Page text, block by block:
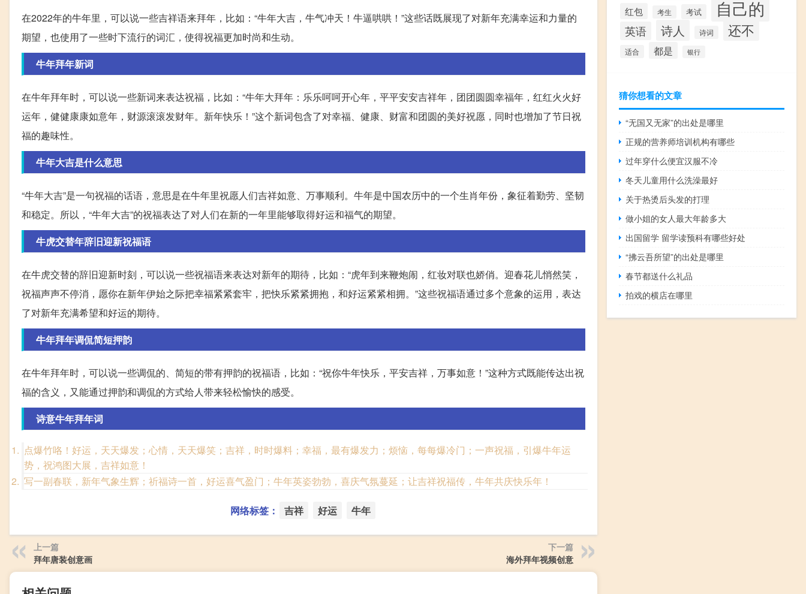
在2022年的牛年里，可以说一些吉祥语来拜年，比如：“牛年大吉，牛气冲天！牛逼哄哄！”这些话既展现了对新年充满幸运和力量的
期望，也使用了一些时下流行的词汇，使得祝福更加时尚和生动。
牛年拜年新词
在牛年拜年时，可以说一些新词来表达祝福，比如：“牛年大拜年：乐乐呵呵开心年，平平安安吉祥年，团团圆圆幸福年，红红火火好
运年，健健康康如意年，财源滚滚发财年。新年快乐！”这个新词包含了对幸福、健康、财富和团圆的美好祝愿，同时也增加了节日祝
福的趣味性。
牛年大吉是什么意思
“牛年大吉”是一句祝福的话语，意思是在牛年里祝愿人们吉祥如意、万事顺利。牛年是中国农历中的一个生肖年份，象征着勤劳、坚韧
和稳定。所以，“牛年大吉”的祝福表达了对人们在新的一年里能够取得好运和福气的期望。
牛虎交替年辞旧迎新祝福语
在牛虎交替的辞旧迎新时刻，可以说一些祝福语来表达对新年的期待，比如：“虎年到来鞭炮闹，红妆对联也娇俏。迎春花儿悄然笑，
祝福声声不停消，愿你在新年伊始之际把幸福紧紧套牢，把快乐紧紧拥抱，和好运紧紧相拥。”这些祝福语通过多个意象的运用，表达
了对新年充满希望和好运的期待。
牛年拜年调侃简短押韵
在牛年拜年时，可以说一些调侃的、简短的带有押韵的祝福语，比如：“祝你牛年快乐，平安吉祥，万事如意！”这种方式既能传达出祝
福的含义，又能通过押韵和调侃的方式给人带来轻松愉快的感受。
诗意牛年拜年词
点爆竹咯！好运，天天爆发；心情，天天爆笑；吉祥，时时爆料；幸福，最有爆发力；烦恼，每每爆冷门；一声祝福，引爆牛年运
势，祝鸿图大展，吉祥如意！
写一副春联，新年气象生辉；祈福诗一首，好运喜气盈门；牛年英姿勃勃，喜庆气氛蔓延；让吉祥祝福传，牛年共庆快乐年！
网络标签： 吉祥 好运 牛年
上一篇
拜年唐装创意画
下一篇
海外拜年视频创意
红包
考生 考试 自己的
英语 诗人 诗词 还不
适合 都是 银行
猜你想看的文章
“无国又无家”的出处是哪里
正规的营养师培训机构有哪些
过年穿什么便宜汉服不冷
冬天儿童用什么洗澡最好
关于热烫后头发的打理
做小姐的女人最大年龄多大
出国留学 留学读预科有哪些好处
“拂云吾所望”的出处是哪里
春节都送什么礼品
拍戏的横店在哪里